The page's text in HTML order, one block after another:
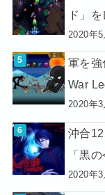
ド」
2020年
軍を
War
2020年
沖合
「黒
2020年